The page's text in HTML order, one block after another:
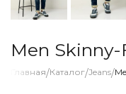
Men
Главная/Каталог/Jeans/